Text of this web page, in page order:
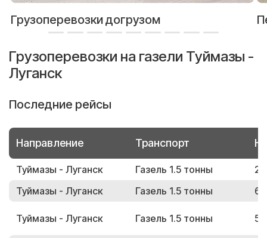
Грузоперевозки догрузом
Грузоперевозки на газели Туймазы -
Луганск
Последние рейсы
Направление Транспорт
Туймазы - Луганск Газель 1.5 тонны
Туймазы - Луганск
Газель 1.5 тонны
Туймазы - Луганск Газель 1.5 тонны